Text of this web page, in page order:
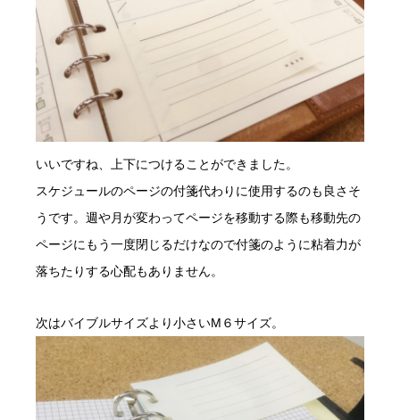
いいですね、上下につけることができました。
スケジュールのページの付箋代わりに使用するのも良さそ
うです。週や月が変わってページを移動する際も移動先の
ページにもう一度閉じるだけなので付箋のように粘着力が
落ちたりする心配もありません。
次はバイブルサイズより小さいM６サイズ。